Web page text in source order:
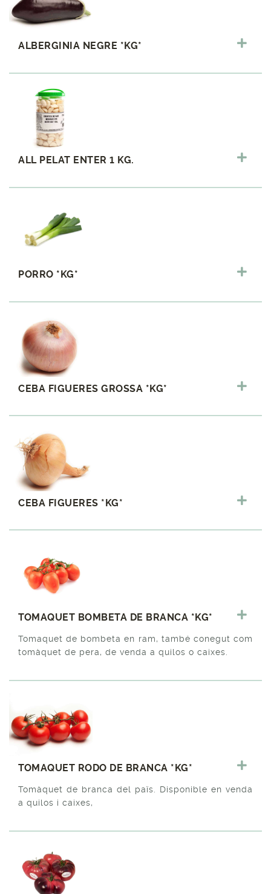
ALBERGINIA NEGRE *KG*
ALL PELAT ENTER 1 KG.
PORRO *KG*
CEBA FIGUERES GROSSA *KG*
CEBA FIGUERES *KG*
TOMAQUET BOMBETA DE BRANCA *KG*
Tomaquet de bombeta en ram, també conegut com
tomàquet de pera, de venda a quilos o caixes.
TOMAQUET RODO DE BRANCA *KG*
Tomàquet de branca del païs. Disponible en venda
a quilos i caixes,